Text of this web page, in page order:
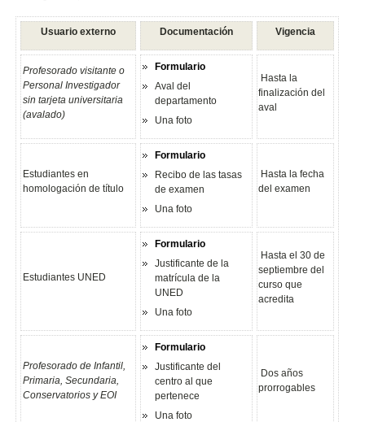
Usuario externo Documentación Vigencia
Profesorado visitante o
Personal Investigador
sin tarjeta universitaria
(avalado)
Formulario
Aval del
departamento
Una foto
Hasta la
finalización del
aval
Estudiantes en
homologación de título
Formulario
Recibo de las tasas
de examen
Una foto
Hasta la fecha
del examen
Estudiantes UNED
Formulario
Justificante de la
matrícula de la
UNED
Una foto
Hasta el 30 de
septiembre del
curso que
acredita
Profesorado de Infantil,
Primaria, Secundaria,
Conservatorios y EOI
Formulario
Justificante del
centro al que
pertenece
Una foto
Dos años
prorrogables